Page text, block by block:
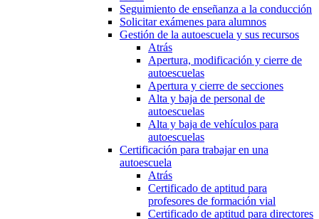
Seguimiento de enseñanza a la conducción
Solicitar exámenes para alumnos
Gestión de la autoescuela y sus recursos
Atrás
Apertura, modificación y cierre de
autoescuelas
Apertura y cierre de secciones
Alta y baja de personal de
autoescuelas
Alta y baja de vehículos para
autoescuelas
Certificación para trabajar en una
autoescuela
Atrás
Certificado de aptitud para
profesores de formación vial
Certificado de aptitud para directores